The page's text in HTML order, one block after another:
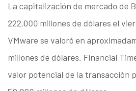
La capitalización de mercado de
222.000 millones de dólares el
VMware se valoró en
millones de dólares. Financial
valor potencial de la transacción